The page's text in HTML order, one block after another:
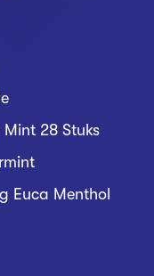
Mint 28 Stuks
Euca Menthol